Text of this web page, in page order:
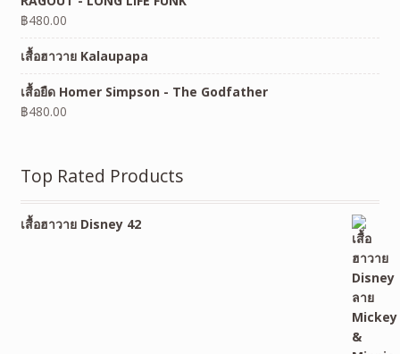
฿480.00
เสื้อฮาวาย Kalaupapa
เสื้อยืด Homer Simpson - The Godfather
฿480.00
Top Rated Products
เสื้อฮาวาย Disney 42